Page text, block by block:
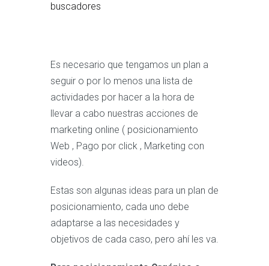
buscadores
Es necesario que tengamos un plan a
seguir o por lo menos una lista de
actividades por hacer a la hora de
llevar a cabo nuestras acciones de
marketing online ( posicionamiento
Web , Pago por click , Marketing con
videos).
Estas son algunas ideas para un plan de
posicionamiento, cada uno debe
adaptarse a las necesidades y
objetivos de cada caso, pero ahí les va.